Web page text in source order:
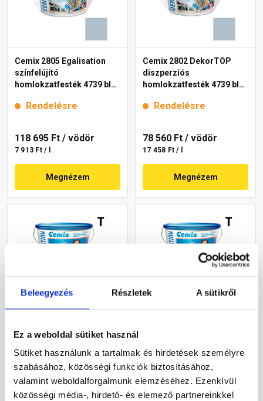
Beleegyezés Részletek A sütikről
Ez a weboldal sütiket használ
Sütiket használunk a tartalmak és hirdetések személyre
szabásához, közösségi funkciók biztosításához,
valamint weboldalforgalmunk elemzéséhez. Ezenkívül
közösségi média-, hirdető- és elemező partnereinkkel
Cemix 2805 Egalisation
színfelújító
homlokzatfesték 4739 blue
Rendelésre
118 695 Ft / vödör
7 913 Ft / l
Megnézem
Cemix 2802 DekorTOP
diszperziós
homlokzatfesték 4739 blue
Rendelésre
78 560 Ft / vödör
17 458 Ft / l
Megnézem
Cemix 2805 Egalisation
homlokzatfesték 4755 blue
15 l
Rendelésre
91 245 Ft / vödör
15 l
Rendelésre
85 025 Ft / vödör